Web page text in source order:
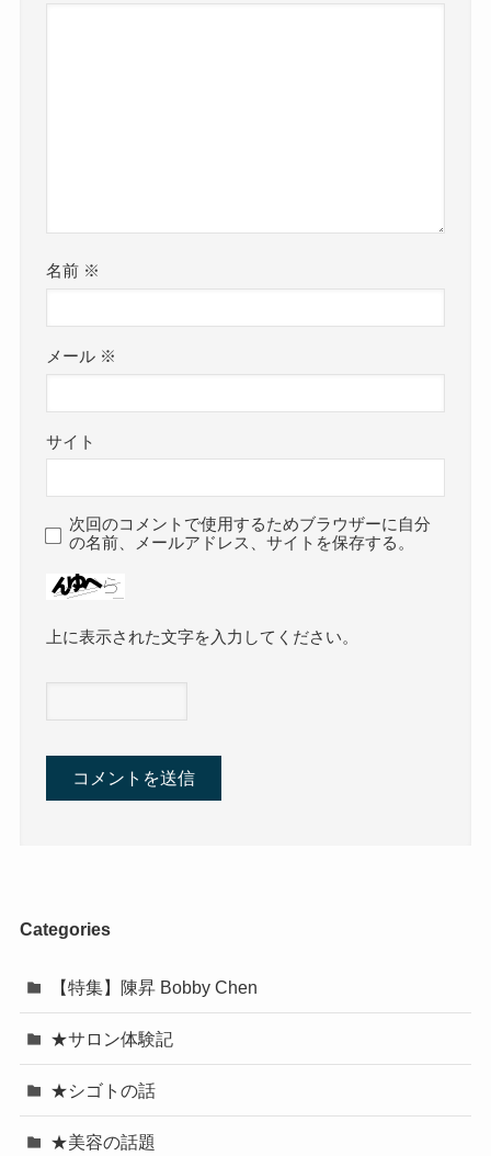
名前 ※
メール ※
サイト
次回のコメントで使用するためブラウザーに自分
の名前、メールアドレス、サイトを保存する。
上に表示された文字を入力してください。
Categories
【特集】陳昇 Bobby Chen
★サロン体験記
★シゴトの話
★美容の話題